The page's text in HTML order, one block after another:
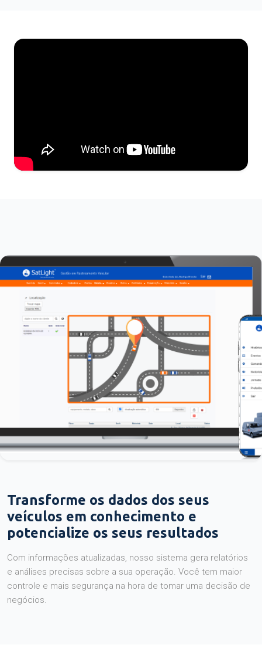
Transforme os dados dos seus
veículos em conhecimento e
potencialize os seus resultados
Com informações atualizadas, nosso sistema gera relatórios
e análises precisas sobre a sua operação. Você tem maior
controle e mais segurança na hora de tomar uma decisão de
negócios.